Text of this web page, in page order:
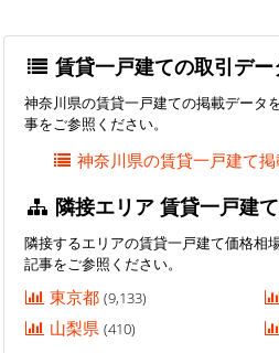
賃貸一戸建ての取引デー
神奈川県の賃貸一戸建ての掲載データ
事をご参照ください。
神奈川県の賃貸一戸建て
隣接エリア 賃貸一戸建
隣接するエリアの賃貸一戸建て価格相
記事をご参照ください。
東京都(9,133)
山梨県(410)